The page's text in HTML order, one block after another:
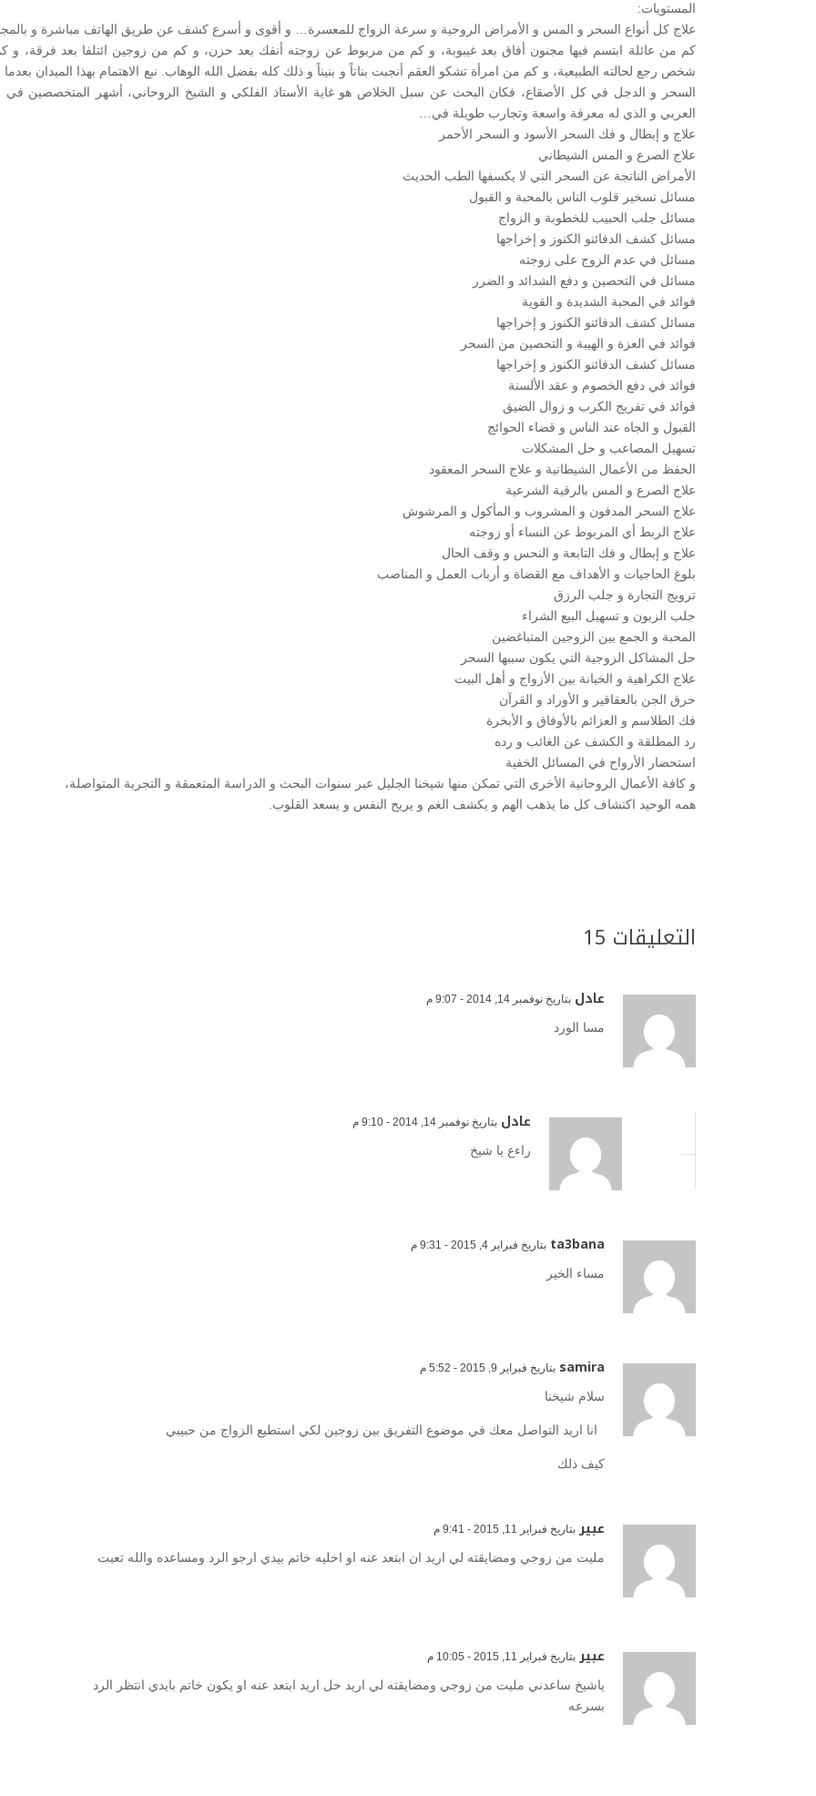
المستويات:
علاج كل أنواع السحر و المس و الأمراض الروحية و سرعة الزواج للمعسرة… و أقوى و أسرع كشف عن طريق الهاتف مباشرة و
كم من عائلة ابتسم فيها مجنون أفاق بعد غيبوبة، و كم من مربوط عن زوجته أنفك بعد حزن، و كم من زوجين ائتلفا بعد فرقة، و
شخص رجع لحالته الطبيعية، و كم من امرأة تشكو العقم أنجبت بناتاً و بنيناً و ذلك كله بفضل الله الوهاب. نبع الاهتمام بهذا الميدان بعدما
السحر و الدجل في كل الأصقاع، فكان البحث عن سبل الخلاص هو غاية الأستاذ الفلكي و الشيخ الروحاني، أشهر المتخصصين في
العربي و الذي له معرفة واسعة وتجارب طويلة في…
علاج و إبطال و فك السحر الأسود و السحر الأحمر
علاج الصرع و المس الشيطاني
الأمراض الناتجة عن السحر التي لا يكسفها الطب الحديث
مسائل تسخير قلوب الناس بالمحبة و القبول
مسائل جلب الحبيب للخطوبة و الزواج
مسائل كشف الدفائنو الكنوز و إخراجها
مسائل في عدم الزوج على زوجته
مسائل في التحصين و دفع الشدائد و الضرر
فوائد في المحبة الشديدة و القوية
مسائل كشف الدفائنو الكنوز و إخراجها
فوائد في العزة و الهيبة و التحصين من السحر
مسائل كشف الدفائنو الكنوز و إخراجها
فوائد في دفع الخصوم و عقد الألسنة
فوائد في تفريج الكرب و زوال الضيق
القبول و الجاه عند الناس و قضاء الحوائج
تسهيل المصاعب و حل المشكلات
الحفظ من الأعمال الشيطانية و علاج السحر المعقود
علاج الصرع و المس بالرقية الشرعية
علاج السحر المدفون و المشروب و المأكول و المرشوش
علاج الربط أي المربوط عن النساء أو زوجته
علاج و إبطال و فك التابعة و النحس و وقف الحال
بلوغ الحاجيات و الأهداف مع القضاة و أرباب العمل و المناصب
ترويج التجارة و جلب الرزق
جلب الزبون و تسهيل البيع الشراء
المحبة و الجمع بين الزوجين المتباغضين
حل المشاكل الزوجية التي يكون سببها السحر
علاج الكراهية و الخيانة بين الأزواج و أهل البيت
حرق الجن بالعقاقير و الأوراد و القرآن
فك الطلاسم و العزائم بالأوفاق و الأبخرة
رد المطلقة و الكشف عن الغائب و رده
استحضار الأرواح في المسائل الخفية
و كافة الأعمال الروحانية الأخرى التي تمكن منها شيخنا الجليل عبر سنوات البحث و الدراسة المتعمقة و التجربة المتواصلة،
همه الوحيد اكتشاف كل ما يذهب الهم و يكشف الغم و يريح النفس و يسعد القلوب.
التعليقات 15
عادل بتاريخ نوفمبر 14, 2014 - 9:07 م
مسا الورد
عادل بتاريخ نوفمبر 14, 2014 - 9:10 م
راءع يا شيخ
ta3bana بتاريخ فبراير 4, 2015 - 9:31 م
مساء الخير
samira بتاريخ فبراير 9, 2015 - 5:52 م
سلام شيخنا
انا اريد التواصل معك في موضوع التفريق بين زوجين لكي استطيع الزواج من حبيبي
كيف ذلك
عبير بتاريخ فبراير 11, 2015 - 9:41 م
مليت من زوجي ومضايقته لي اريد ان ابتعد عنه او اخليه خاتم بيدي ارجو الرد ومساعده والله تعبت
عبير بتاريخ فبراير 11, 2015 - 10:05 م
ياشيخ ساعدني مليت من زوجي ومضايقته لي اريد حل اريد ابتعد عنه او يكون خاتم بايدي انتظر الرد
بسرعه